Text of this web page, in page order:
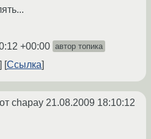
+00:00 автор топика
Ссылка
от chapay 21.08.2009 18:10:12